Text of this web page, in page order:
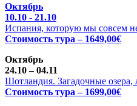
Октябрь
10.10 - 21.10
Испания, которую мы совсем
Стоимость тура – 1649,00€
Октябрь
24.10 – 04.11
Шотландия. Загадочные
Стоимость тура – 1699,00€